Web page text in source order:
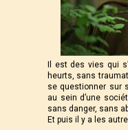
Il est des vies qui
heurts, sans
se questionner sur
au sein d’une
sans danger, sans
Et puis il y a les